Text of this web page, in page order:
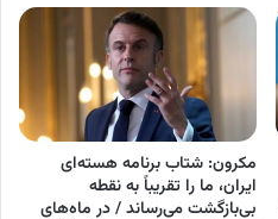
مکرون: شتاب برنامه هسته‌ای
ایران، ما را تقریباً به نقطه
بی‌بازگشت می‌رساند / در ماه‌های